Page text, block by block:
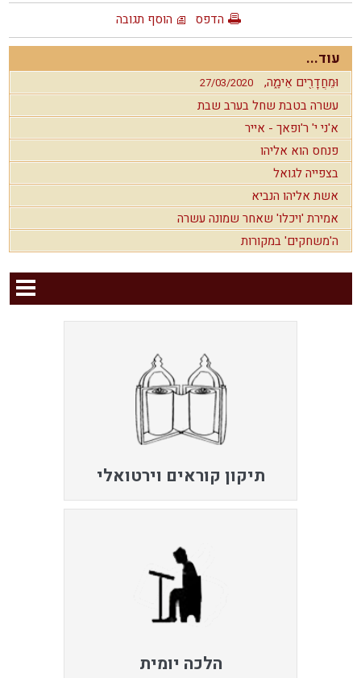
הדפס הוסף תגובה
עוד...
וּמֵחֲדָרִ֖ים אֵימָ֑ה, 27/03/2020
עשרה בטבת שחל בערב שבת
א'ני י' ר'ופאך - אייר
פנחס הוא אליהו
בצפייה לגואל
אשת אליהו הנביא
אמירת 'ויכלו' שאחר שמונה עשרה
ה'משחקים' במקורות
תיקון קוראים וירטואלי
הלכה יומית